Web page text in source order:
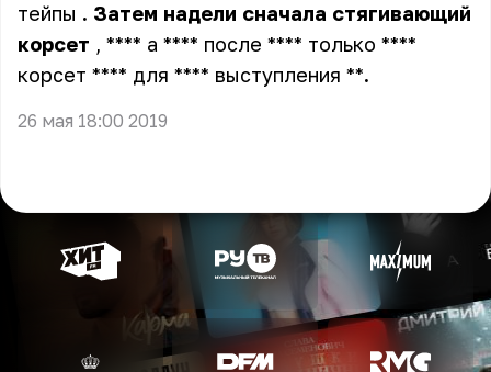
тейпы . Затем надели сначала стягивающий
корсет , **** а **** после **** только ****
корсет **** для **** выступления **.
26 мая 18:00 2019